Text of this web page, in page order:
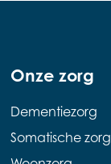
Onze zorg
Dementiezorg
Somatische zorg